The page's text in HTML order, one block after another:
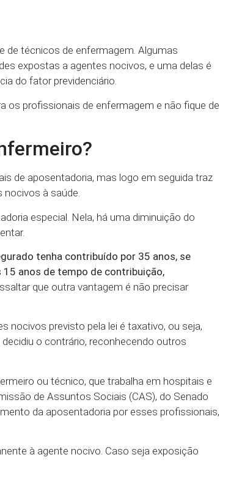
de técnicos de enfermagem. Algumas
expostas a agentes nocivos, e uma delas é
do fator previdenciário.
os profissionais de enfermagem e não fique de
de aposentadoria, mas logo em seguida traz
à saúde.
especial. Nela, há uma diminuição do
tenha contribuído por 35 anos, se
15 anos de tempo de contribuição,
que outra vantagem é não precisar
nocivos previsto pela lei é taxativo, ou seja,
o contrário, reconhecendo outros
ou técnico, que trabalha em hospitais e
de Assuntos Sociais (CAS), do Senado
da aposentadoria por esses profissionais,
à agente nocivo. Caso seja exposição